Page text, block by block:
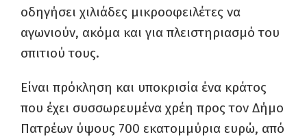
οδηγήσει χιλιάδες μικροοφειλέτες να
αγωνιούν, ακόμα και για πλειστηριασμό του
σπιτιού τους.
Είναι πρόκληση και υποκρισία ένα κράτος
που έχει συσσωρευμένα χρέη προς τον Δήμο
Πατρέων ύψους 700 εκατομμύρια ευρώ, από